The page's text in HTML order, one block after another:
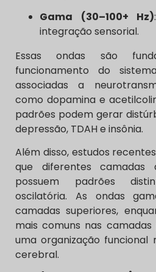
Gama (30–100+ Hz)
integração sensorial.
Essas ondas são
funcionamento do
associadas a
como dopamina e
padrões podem gerar
depressão, TDAH e insônia.
Além disso, estudos
que diferentes
possuem padrões
oscilatória. As ondas
camadas superiores,
mais comuns nas camadas
uma organização funcional
cerebral.